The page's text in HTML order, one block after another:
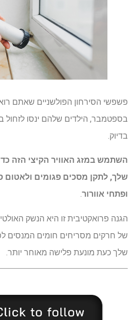
פשפשי הסירחון הפולשניים שאתם
בספטמבר, הילדים שלהם ינסו לזחול
בדיוק.
השתמש במזג האוויר הקיצי הזה
שלך, לתקן מסכים פגומים ולאטום
ופתחי אוורור.
הגנה פרואקטיבית זו היא הנשק
של חרקים מסריחים חומים המנסים
שלך כעת מונעת פלישה מאוחר יותר.